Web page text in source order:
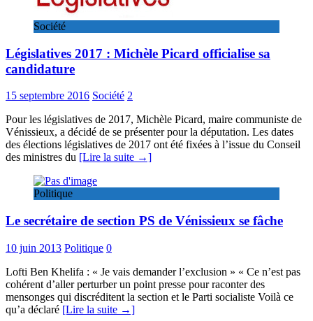
Société
Législatives 2017 : Michèle Picard officialise sa
candidature
15 septembre 2016 Société 2
Pour les législatives de 2017, Michèle Picard, maire communiste de
Vénissieux, a décidé de se présenter pour la députation. Les dates
des élections législatives de 2017 ont été fixées à l’issue du Conseil
des ministres du [Lire la suite →]
Politique
Le secrétaire de section PS de Vénissieux se fâche
10 juin 2013 Politique 0
Lofti Ben Khelifa : « Je vais demander l’exclusion » « Ce n’est pas
cohérent d’aller perturber un point presse pour raconter des
mensonges qui discréditent la section et le Parti socialiste Voilà ce
qu’a déclaré [Lire la suite →]